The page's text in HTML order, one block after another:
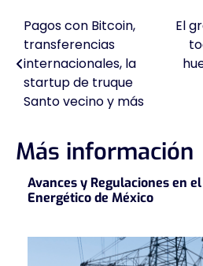
Navegación
de
entradas
Pagos con Bitcoin,
transferencias
internacionales, la
startup de truque
Santo vecino y más
El
Más información
Avances y Regulaciones en
Energético de México